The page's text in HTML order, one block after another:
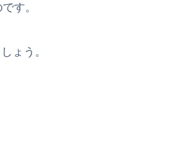
す。
ょう。